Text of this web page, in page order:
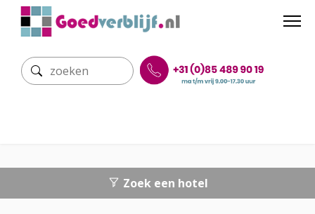
Zoek een hotel